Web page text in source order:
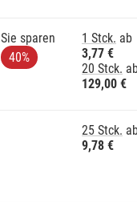
Sie sparen
40%
1 Stck. ab
3,77 €
20 Stck.
129,00 €
25 Stck.
9,78 €